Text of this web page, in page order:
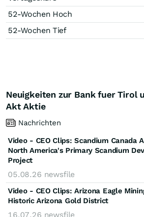
52-Wochen Hoch
52-Wochen Tief
Neuigkeiten zur Bank fuer Tirol
Akt Aktie
Nachrichten
Video - CEO Clips: Scandium Canada
North America's Primary Scandium
Project
05.08.26 newsfile
Video - CEO Clips: Arizona Eagle
Historic Arizona Gold District
16.07.26 newsfile